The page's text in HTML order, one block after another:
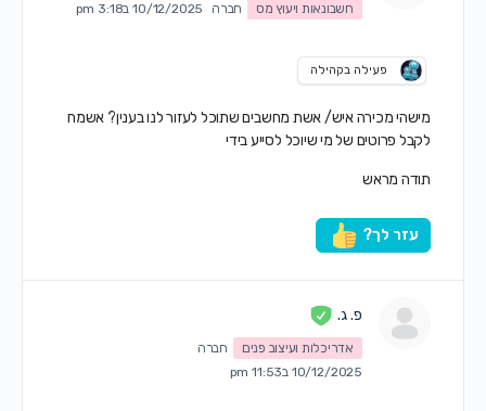
חשבונאות ויעוץ מס חברה 10/12/2025 ב3:18 pm
פעילה בקהילה
מישהי מכירה איש/ אשת מחשבים שתוכל לעזור לנו בענין? אשמח
לקבל פרוטים של מי שיוכל לסייע בידי
תודה מראש
עזר לך?
פ. ג.
אדריכלות ועיצוב פנים
חברה
10/12/2025 ב11:53 pm